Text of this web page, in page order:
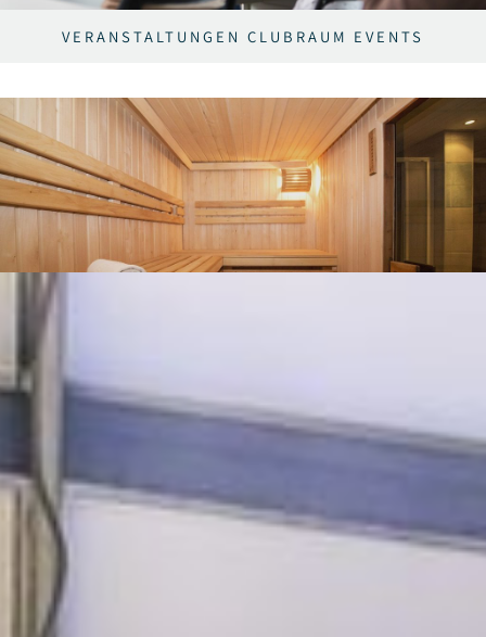
VERANSTALTUNGEN CLUBRAUM EVENTS